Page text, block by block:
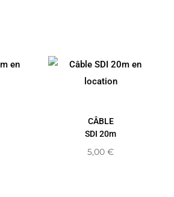
CÂBLE
SDI 20m
5,00 €